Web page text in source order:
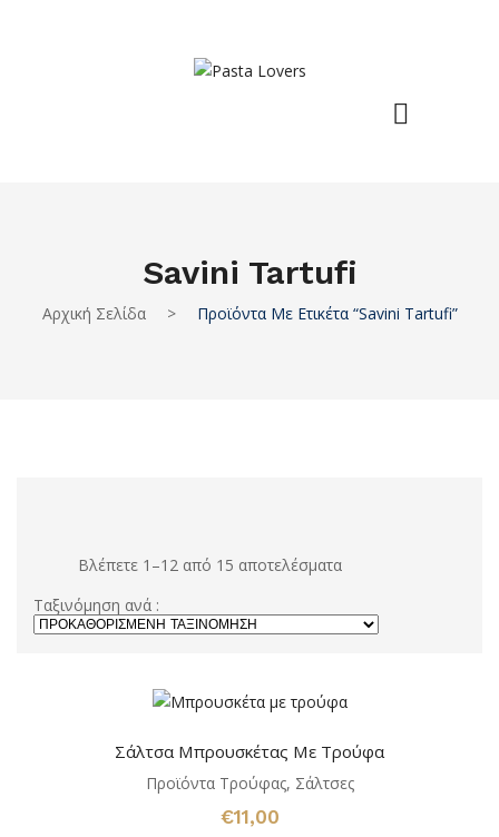
Savini Tartufi
Αρχική Σελίδα > Προϊόντα Με Ετικέτα “savini Tartufi”
Βλέπετε 1–12 από 15 αποτελέσματα
Ταξινόμηση ανά :
Σάλτσα Μπρουσκέτας Με Τρούφα
Προϊόντα Τρούφας, Σάλτσες
€11,00